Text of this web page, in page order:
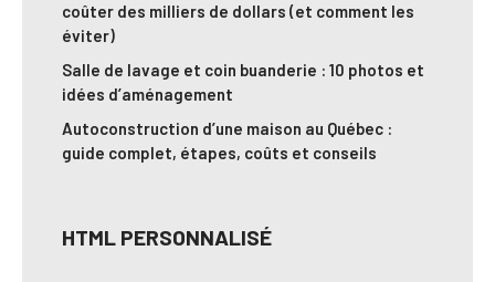
coûter des milliers de dollars (et comment les
éviter)
Salle de lavage et coin buanderie : 10 photos et
idées d’aménagement
Autoconstruction d’une maison au Québec :
guide complet, étapes, coûts et conseils
HTML PERSONNALISÉ